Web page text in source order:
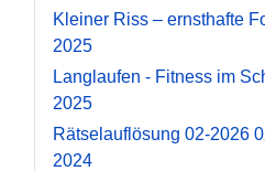
Kleiner Riss – ernsthafte
2025
Langlaufen - Fitness im
2025
Rätselauflösung 02-2026
2024